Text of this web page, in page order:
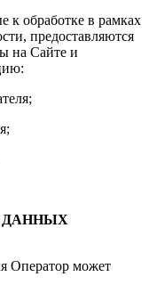
к обработке в рамках
предоставляются
на Сайте и
ДАННЫХ
Оператор может